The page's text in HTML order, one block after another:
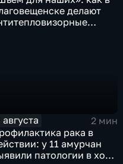
делают
августа
2 мин
рака в
у 11 амурчан
патологии в ходе